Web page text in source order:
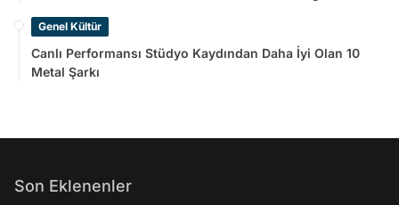
Genel Kültür
Canlı Performansı Stüdyo Kaydından Daha İyi Olan 10
Metal Şarkı
Son Eklenenler